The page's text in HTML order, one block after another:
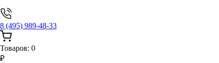
8 (495) 989-48-33
Товаров: 0
₽